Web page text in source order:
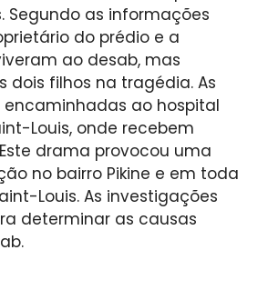
Segundo as informações
do prédio e a
ao desab, mas
dois filhos na tragédia. As
ao hospital
Louis, onde recebem
drama provocou uma
no bairro Pikine e em toda
Louis. As investigações
determinar as causas